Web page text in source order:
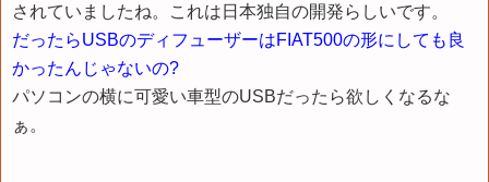
されていましたね。これは日本独自の開発らしいです。
だったらUSBのディフューザーはFIAT500の形にしても良
かったんじゃないの?
パソコンの横に可愛い車型のUSBだったら欲しくなるな
ぁ。